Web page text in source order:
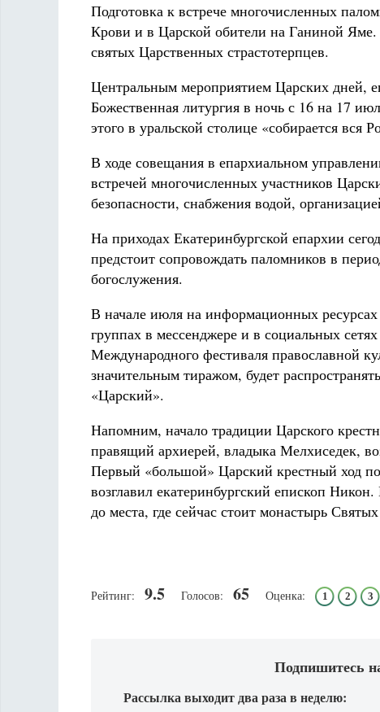
Подготовка к встрече многочисленных
Крови и в Царской обители на Ганиной
святых Царственных страстотерпцев.
Центральным мероприятием Царских дней,
Божественная литургия в ночь с 16 на 17
этого в уральской столице «собирается вся
В ходе совещания в епархиальном
встречей многочисленных участников
безопасности, снабжения водой,
На приходах Екатеринбургской епархии
предстоит сопровождать паломников в
богослужения.
В начале июля на информационных ресурсах
группах в мессенджере и в социальных
Международного фестиваля православной
значительным тиражом, будет
«Царский».
Напомним, начало традиции Царского
правящий архиерей, владыка Мелхиседек,
Первый «большой» Царский крестный ход
возглавил екатеринбургский епископ
до места, где сейчас стоит монастырь
Рейтинг: 9.5 Голосов: 65 Оценка: 1 2 3
Подпишитесь
Рассылка выходит два раза в неделю: